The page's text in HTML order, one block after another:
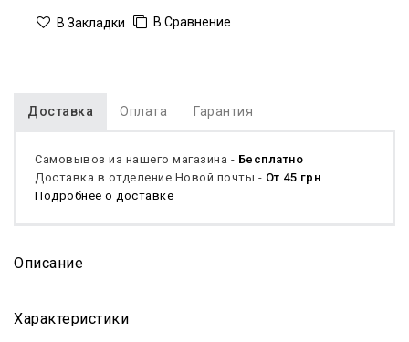
В Закладки В Сравнение
Доставка Оплата Гарантия
Самовывоз из нашего магазина - Бесплатно
Доставка в отделение Новой почты - От 45 грн
Подробнее о доставке
Описание
Характеристики